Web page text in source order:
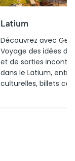
Latium
Découvrez avec
Voyage des idées
et de sorties
dans le Latium, entre
culturelles, billets